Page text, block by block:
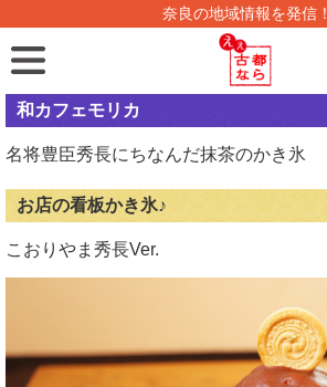
奈良の地域情報を発信！
和カフェモリカ
名将豊臣秀長にちなんだ抹茶のかき氷
お店の看板かき氷♪
こおりやま秀長Ver.